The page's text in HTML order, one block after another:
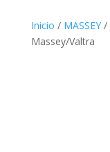
Inicio / MASSEY/
Massey/Valtra